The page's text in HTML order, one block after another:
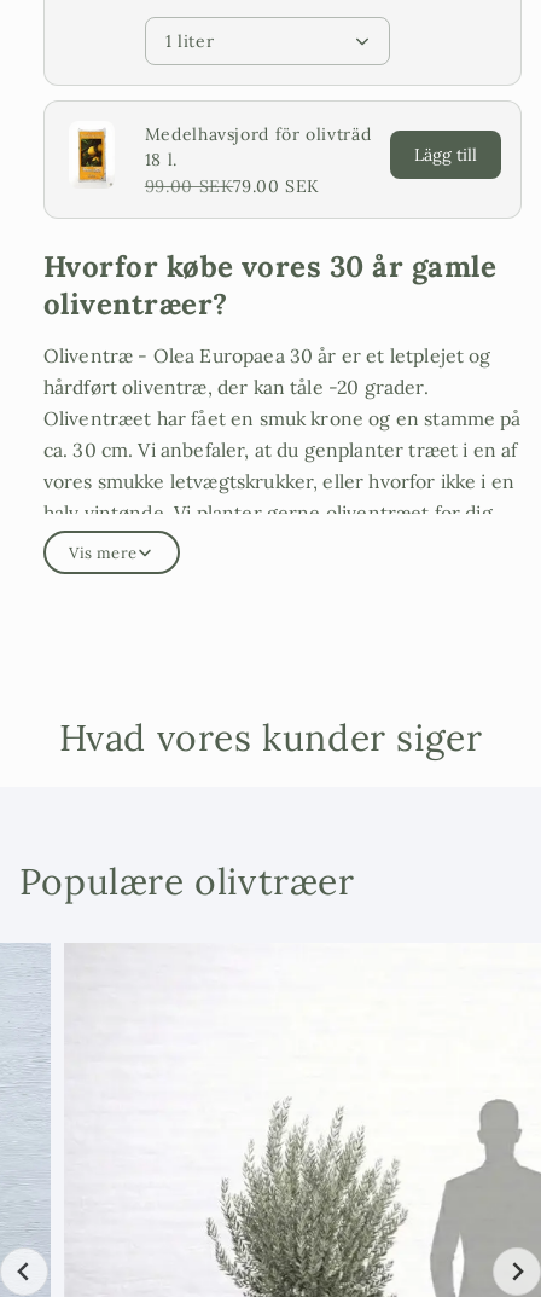
1 liter
Medelhavsjord för olivträd
18 l.
99.00 SEK79.00 SEK
Lägg till
Hvorfor købe vores 30 år gamle
oliventræer?
Oliventræ - Olea Europaea 30 år er et letplejet og
hårdført oliventræ, der kan tåle -20 grader.
Oliventræet har fået en smuk krone og en stamme på
ca. 30 cm. Vi anbefaler, at du genplanter træet i en af
vores smukke letvægtskrukker, eller hvorfor ikke i en
halv vintønde. Vi planter gerne oliventræet for dig
inden levering i en god middelhavsjord og borer
huller i bunden af potten og sender alt klar til dig
30 år gammelt, og stammeomkredsen er mellem 25-
35 cm, den samlede højde inklusive potte er over 230
Olivtræets højde: ca. 230 cm inkl. Krukke kan
Vi anbefaler, at du også køber:
(til 30-årige planter anbefaler vi en diameter på ca. 60–80 cm)
Oliventræets ernæring, fokus på oliven
Middelhavsjord til oliventræerog lecakugler
Lampe med det rigtige UV-lys til vinteropbevaring af oliventræer indendørs (helst 0-
Vis mere
Hvad vores kunder siger
Populære olivtræer